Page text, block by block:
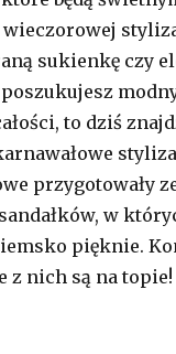
wieczorowej
sukienkę czy
poszukujesz
to dziś
przygotowały
w
pięknie.
z nich są na topie!